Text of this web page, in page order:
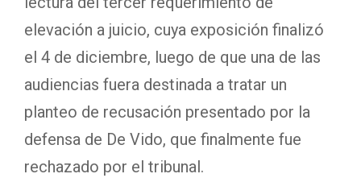
elevación a juicio, cuya exposición finalizó
el 4 de diciembre, luego de que una de las
audiencias fuera destinada a tratar un
planteo de recusación presentado por la
defensa de De Vido, que finalmente fue
rechazado por el tribunal.